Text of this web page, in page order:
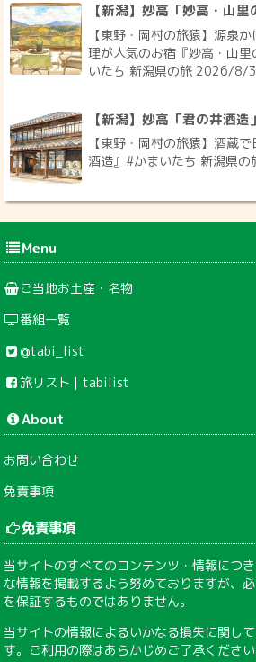
【新潟】妙高「妙高・山里
【東野・岡村の旅猿】源泉
理が人気のお宿『妙高・山
いたち 新潟県の旅 2026/8/
【新潟】妙高「君の井酒造」
【東野・岡村の旅猿】酒蔵
酒造』#かまいたち 新潟県
Menu
ご当地お土産・名物
番組一覧
@tabi_list
旅リスト｜tabilist
About
お問い合わせ
免責事項
免責事項
当サイトのすべてのコンテンツ・情報につ
な情報を掲載するよう努めておりますが、
を保証するものではありません。
当サイトの情報によるいかなる損失に関し
す。ご利用の際はあらかじめご了承ください